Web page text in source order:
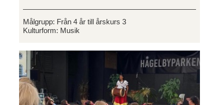
Målgrupp: Från 4 år till årskurs 3
Kulturform: Musik